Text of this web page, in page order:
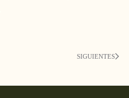
SIGUIENTES